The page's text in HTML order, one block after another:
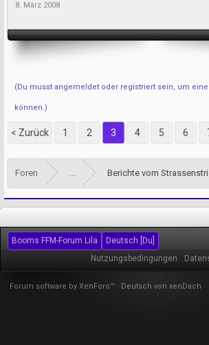
8. März 2008
(Du musst angemeldet oder registriert sein, um
können.)
< Zurück 1 2 3 4 5 6
Foren ... Berichte vom
Booms FFM-Forum Lila
Deutsch [Du]
Nutzungsbedingungen
Forum software by XenForo™ - Deutsch von xenDach